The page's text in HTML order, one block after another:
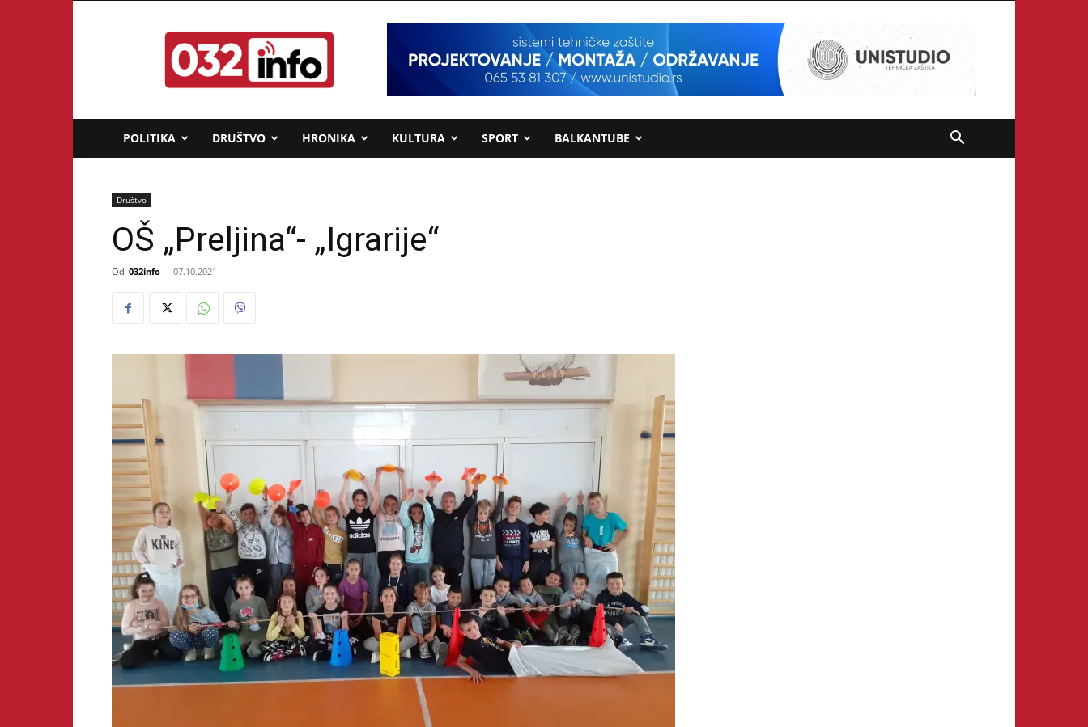
032info.rs
POLITIKA DRUŠTVO HRONIKA KULTURA SPORT BALKANTUBE
Društvo
OŠ „Preljina“- „Igrarije“
Od 032info - 07.10.2021